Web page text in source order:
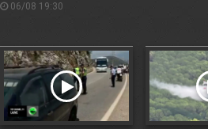
06/08 19:30